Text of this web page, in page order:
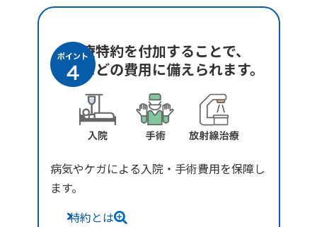
医療特約を付加することで、
入院などの費用に備えられます。
病気やケガによる入院・手術費用を保障し
ます。
特約とは